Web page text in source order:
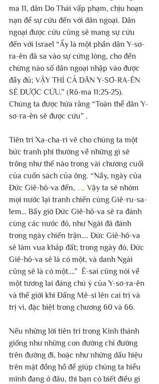
ma 11, dân Do Thái vấp phạm, chịu hoạn
nạn để sự cứu đến với dân ngoại. Dân
ngoại được cứu cũng sẽ mang sự cứu
đến với Israel “Ấy là một phần dân Y-sơ-
ra-ên đã sa vào sự cứng lòng, cho đến
chừng nào số dân ngoại nhập vào được
đầy đủ; VẬY THÌ CẢ DÂN Y-SƠ-RA-ÊN
SẼ ĐƯỢC CỨU.” (Rô-ma 11:25-25).
Chúng ta được hứa rằng “Toàn thể dân Y-
sơ-ra-ên sẽ được cứu” .
Tiên tri Xa-cha-ri vẽ cho chúng ta một
bức tranh phi thường về những gì sẽ
trông như thế nào trong vài chương cuối
của cuốn sách của ông. “Nầy, ngày của
Đức Giê-hô-va đến, ..,, Vậy ta sẽ nhóm
mọi nước lại tranh chiến cùng Giê-ru-sa-
lem… Bấy giờ Đức Giê-hô-va sẽ ra đánh
cùng các nước đó, như Ngài đã đánh
trong ngày chiến trận…. Đức Giê-hô-va
sẽ làm vua khắp đất; trong ngày đó, Đức
Giê-hô-va sẽ là có một, và danh Ngài
cũng sẽ là có một….”  Ê-sai cũng nói về
một tương lai đáng chú ý của Y-sơ-ra-ên
và thế giới khi Đấng Mê-si lên cai trị và
trị vì, đặc biệt trong chương 60 và 66.
Nếu những lời tiên tri trong Kinh thánh
giống như những con đường chỉ đường
trên đường đi, hoặc như những dấu hiệu
trên mặt đồng hồ để giúp chúng ta hiểu
mình đang ở đâu, thì bạn có biết điều gì